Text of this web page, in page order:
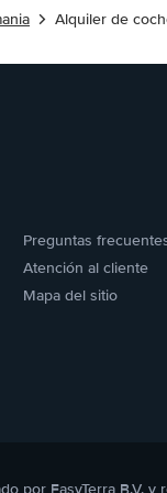
Alquiler de
Preguntas
Atención al cliente
Mapa del sitio
por EasyTerra B.V.